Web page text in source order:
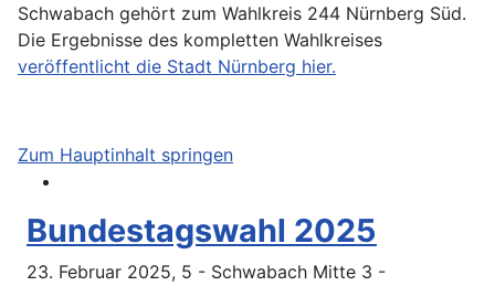
Schwabach gehört zum Wahlkreis 244 Nürnberg Süd.
Die Ergebnisse des kompletten Wahlkreises
veröffentlicht die Stadt Nürnberg hier.
Zum Hauptinhalt springen
Bundestagswahl 2025
23. Februar 2025, 5 - Schwabach Mitte 3 -